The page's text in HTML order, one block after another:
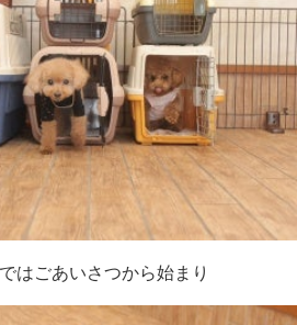
はごあいさつから始まり